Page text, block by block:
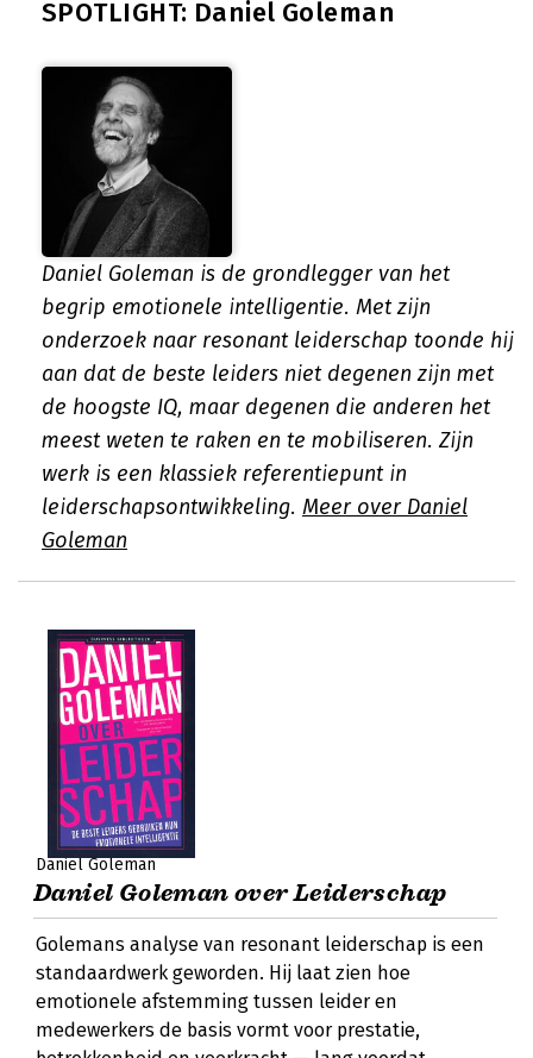
SPOTLIGHT: Daniel Goleman
Daniel Goleman is de grondlegger van het
begrip emotionele intelligentie. Met zijn
onderzoek naar resonant leiderschap toonde hij
aan dat de beste leiders niet degenen zijn met
de hoogste IQ, maar degenen die anderen het
meest weten te raken en te mobiliseren. Zijn
werk is een klassiek referentiepunt in
leiderschapsontwikkeling. Meer over Daniel
Goleman
Daniel Goleman
Daniel Goleman over Leiderschap
Golemans analyse van resonant leiderschap is een
standaardwerk geworden. Hij laat zien hoe
emotionele afstemming tussen leider en
medewerkers de basis vormt voor prestatie,